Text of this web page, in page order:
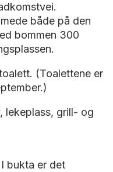
både på den
bommen 300
(Toalettene er
lekeplass, grill- og
bukta er det